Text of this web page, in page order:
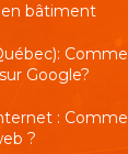
bâtiment
Google?
:
?